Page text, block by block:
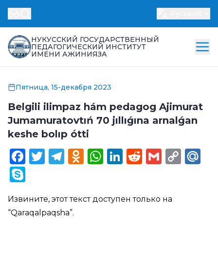
НУКУССКИЙ ГОСУДАРСТВЕННЫЙ
ПЕДАГОГИЧЕСКИЙ ИНСТИТУТ
ИМЕНИ АЖИНИЯЗА
Пятница, 15-декабря 2023
Belgili ilimpaz hám pedagog Ajimurat
Jumamuratovtıń 70 jıllıǵına arnalǵan
keshe bolıp ótti
Facebook
Twitter
Telegram
Odnoklassniki
WhatsApp
LinkedIn
Reddit
Gmail
Извините, этот текст доступен только на
“Qaraqalpaqsha”.